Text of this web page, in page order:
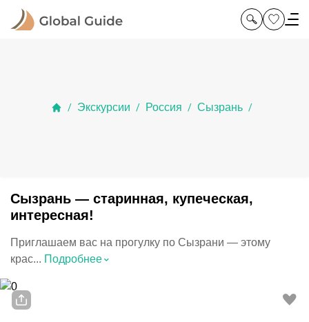
/ Экскурсии / Россия / Сызрань /
Сызрань — старинная, купеческая,
интересная!
Приглашаем вас на прогулку по Сызрани — этому
крас... Подробнее⌃